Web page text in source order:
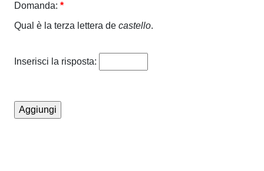
Domanda: *
Qual è la terza lettera de castello.
Inserisci la risposta: